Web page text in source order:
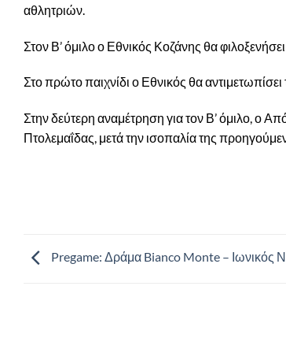
αθλητριών.
Στον Β’ όμιλο ο Εθνικός Κοζάνης θα
Στο πρώτο παιχνίδι ο Εθνικός θα
Στην δεύτερη αναμέτρηση για τον Β’ όμιλο, ο
Πτολεμαΐδας, μετά την ισοπαλία της
Pregame: Δράμα Bianco Monte – Ιωνικός